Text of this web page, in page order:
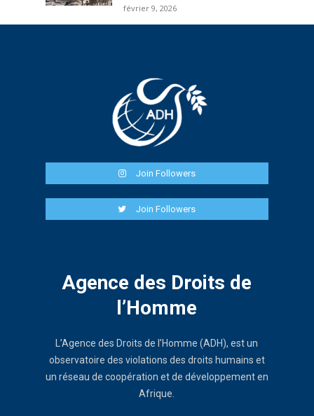
février 9, 2026
Join Followers
Join Followers
Agence des Droits de
l’Homme
L’Agence des Droits de l’Homme (ADH), est un
observatoire des violations des droits humains et
un réseau de coopération et de développement en
Afrique.